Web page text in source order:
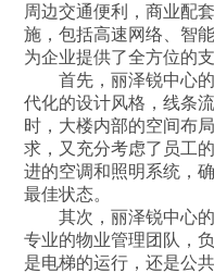
周边交通便利，商业配
施，包括高速网络、智
为企业提供了全方位的支
首先，丽泽锐中心
代化的设计风格，线条
时，大楼内部的空间布
求，又充分考虑了员工
进的空调和照明系统，
最佳状态。
其次，丽泽锐中心
专业的物业管理团队，
是电梯的运行，还是公